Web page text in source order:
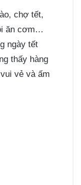
chợ tết,
ăn cơm…
ngày tết
thấy hàng
vẻ và ấm